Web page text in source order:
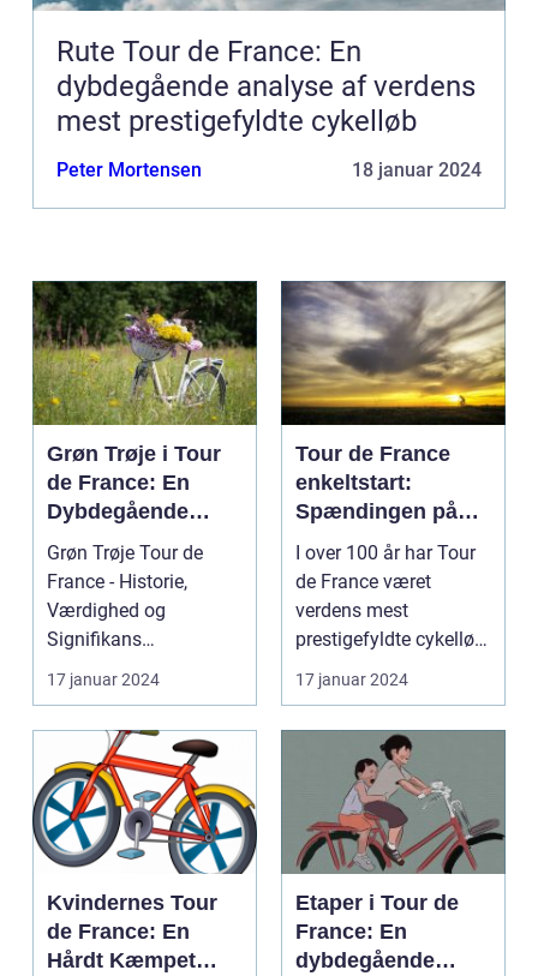
Rute Tour de France: En
dybdegående analyse af verdens
mest prestigefyldte cykelløb
Peter Mortensen 18 januar 2024
Grøn Trøje i Tour
de France: En
Dybdegående
Gennemgang
Grøn Trøje Tour de
France - Historie,
Værdighed og
Signifikans
Introduktion til Grøn
Trøje Tour de...
17 januar 2024
Tour de France
enkeltstart:
Spændingen på
den ensomme vej
I over 100 år har Tour
de France været
verdens mest
prestigefyldte cykelløb,
og en af de mest
særlig...
17 januar 2024
Kvindernes Tour
de France: En
Hårdt Kæmpet
Etaper i Tour de
France: En
dybdegående